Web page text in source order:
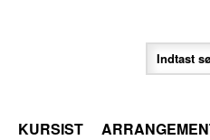
KURSIST